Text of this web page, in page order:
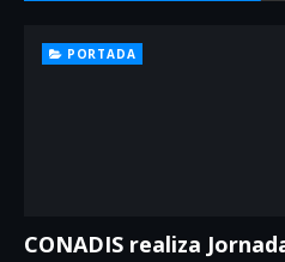
PORTADA
CONADIS realiza